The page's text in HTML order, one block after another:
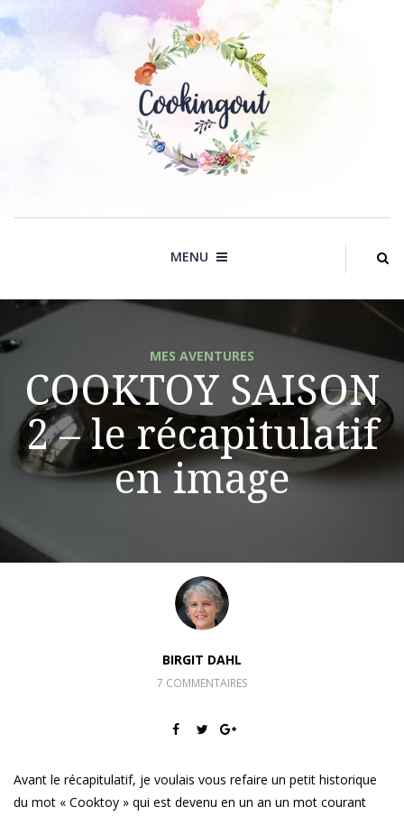
to
MENU
MES AVENTURES
COOKTOY SAISON
2 – le récapitulatif
en image
BIRGIT DAHL
7 COMMENTAIRES
Avant le récapitulatif, je voulais vous refaire un petit historique
du mot « Cooktoy » qui est devenu en un an un mot courant